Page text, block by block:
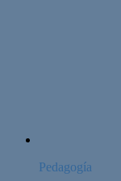
Pedagogía